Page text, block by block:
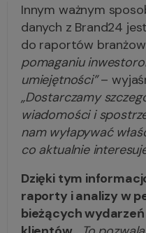
Innym ważnym
danych z Brand24
do raportów
pomaganiu
umiejętności”–
„Dostarczamy
wiadomości i
nam wyłapywać
co aktualnie
Dzięki tym
raporty i analizy w
bieżących